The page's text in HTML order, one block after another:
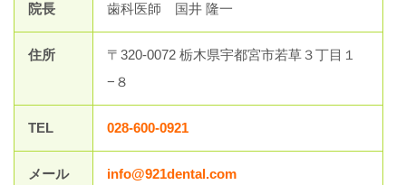
院長 歯科医師 国井 隆一
住所
〒320-0072 栃木県宇都宮市若草３丁目１
−８
TEL 028-600-0921
メール info@921dental.com